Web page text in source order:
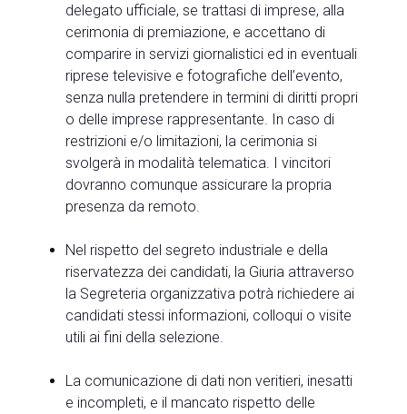
delegato ufficiale, se trattasi di imprese, alla
cerimonia di premiazione, e accettano di
comparire in servizi giornalistici ed in eventuali
riprese televisive e fotografiche dell’evento,
senza nulla pretendere in termini di diritti propri
o delle imprese rappresentante. In caso di
restrizioni e/o limitazioni, la cerimonia si
svolgerà in modalità telematica. I vincitori
dovranno comunque assicurare la propria
presenza da remoto.
Nel rispetto del segreto industriale e della
riservatezza dei candidati, la Giuria attraverso
la Segreteria organizzativa potrà richiedere ai
candidati stessi informazioni, colloqui o visite
utili ai fini della selezione.
La comunicazione di dati non veritieri, inesatti
e incompleti, e il mancato rispetto delle